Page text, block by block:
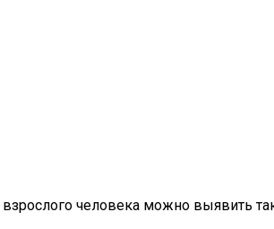
человека можно выявить